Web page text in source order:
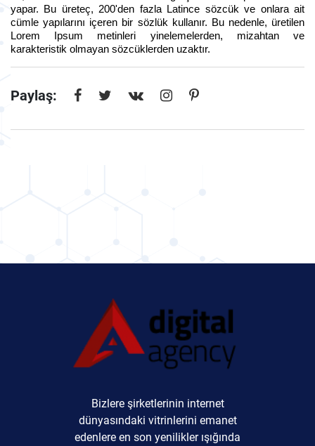
yapar. Bu üreteç, 200'den fazla Latince sözcük ve onlara ait
cümle yapılarını içeren bir sözlük kullanır. Bu nedenle, üretilen
Lorem Ipsum metinleri yinelemelerden, mizahtan ve
karakteristik olmayan sözcüklerden uzaktır.
Paylaş:
Bizlere şirketlerinin internet
dünyasındaki vitrinlerini emanet
edenlere en son yenilikler ışığında